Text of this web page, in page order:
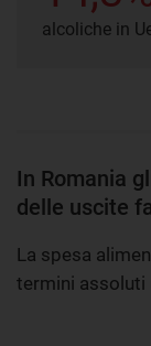
alcoliche in
In Romania
delle uscite
La spesa
termini assoluti